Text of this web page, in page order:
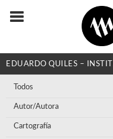
EDUARDO QUILES –
Todos
Autor/Autora
Cartografía